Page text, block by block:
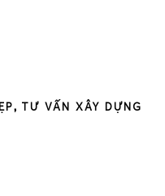
, TƯ VẤN XÂY DỰNG